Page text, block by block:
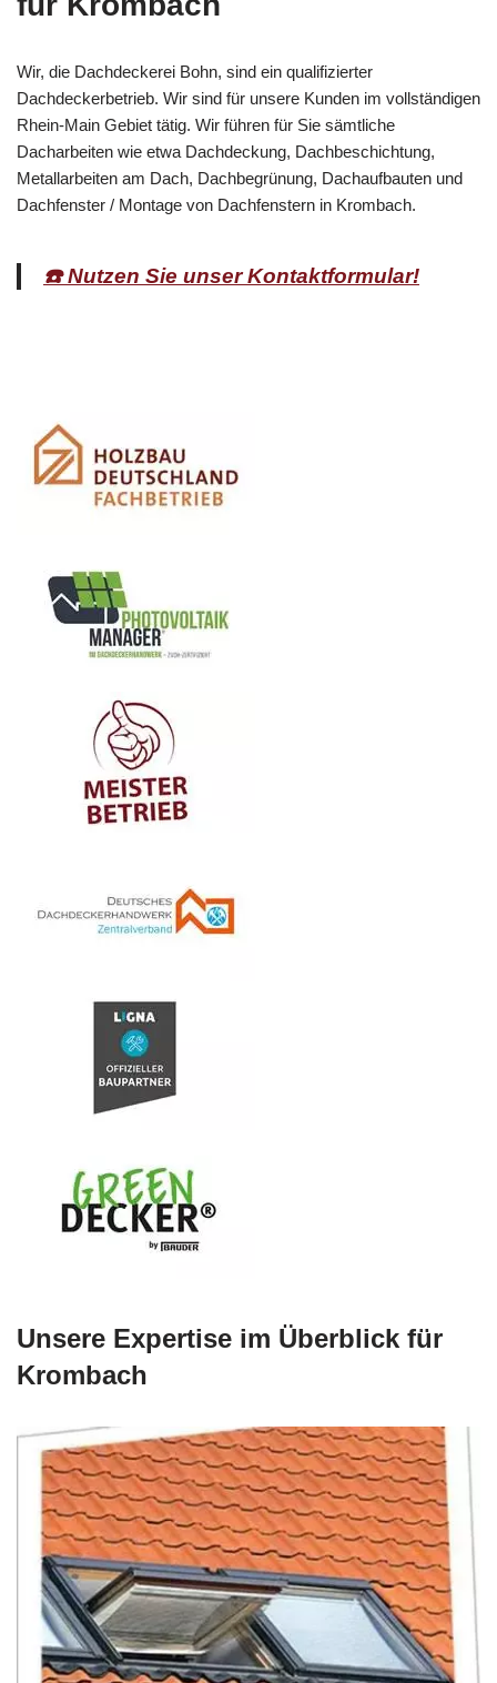
Wir, die Dachdeckerei Bohn, sind ein qualifizierter
Dachdeckerbetrieb. Wir sind für unsere Kunden im vollständigen
Rhein-Main Gebiet tätig. Wir führen für Sie sämtliche
Dacharbeiten wie etwa Dachdeckung, Dachbeschichtung,
Metallarbeiten am Dach, Dachbegrünung, Dachaufbauten und
Dachfenster / Montage von Dachfenstern in Krombach.
☎️ Nutzen Sie unser Kontaktformular!
Unsere Expertise im Überblick für
Krombach